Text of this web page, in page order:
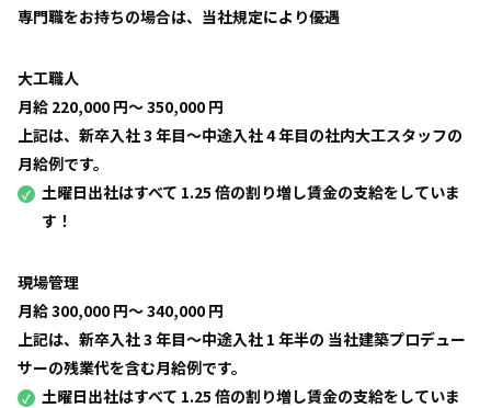
専門職をお持ちの場合は、当社規定により優遇
大工職人
月給 220,000 円〜 350,000 円
上記は、新卒入社 3 年目〜中途入社 4 年目の社内大工スタッフの
月給例です。
土曜日出社はすべて 1.25 倍の割り増し賃金の支給をしていま
す！
現場管理
月給 300,000 円〜 340,000 円
上記は、新卒入社 3 年目〜中途入社 1 年半の 当社建築プロデュー
サーの残業代を含む月給例です。
土曜日出社はすべて 1.25 倍の割り増し賃金の支給をしていま